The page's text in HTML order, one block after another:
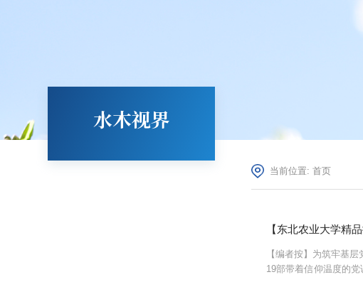
水木视界
当前位置: 首页
【东北农业大学精
【编者按】为筑牢基
19部带着信仰温度的